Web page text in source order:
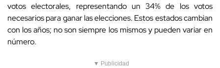
votos electorales, representando un 34% de los votos
necesarios para ganar las elecciones. Estos estados cambian
con los años; no son siempre los mismos y pueden variar en
número.
▼ Publicidad